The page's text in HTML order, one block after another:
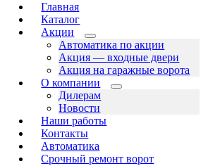
Главная
Каталог
Акции
Автоматика по акции
Акция — входные двери
Акция на гаражные ворота
О компании
Дилерам
Новости
Наши работы
Контакты
Автоматика
Срочный ремонт ворот